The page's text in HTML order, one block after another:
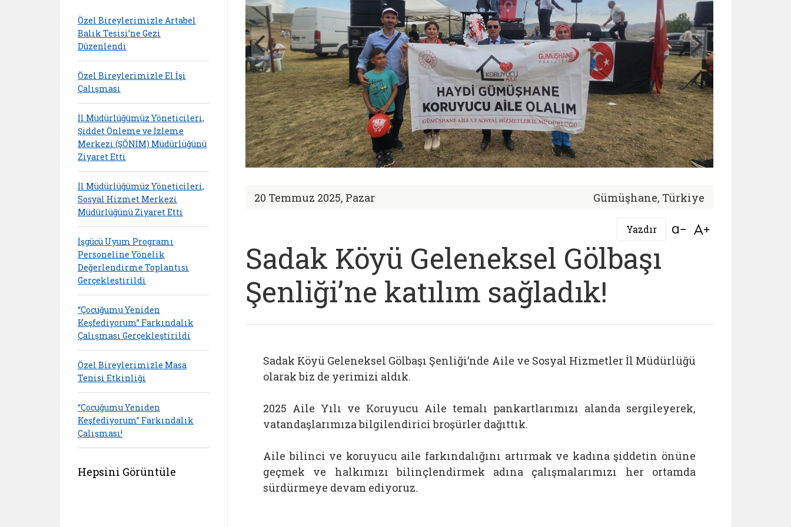
20 Temmuz 2025, Pazar Gümüşhane, Türkiye
Yazdır Bağlantıyı aç
Sadak Köyü Geleneksel Gölbaşı
Şenliği’ne katılım sağladık!
Sadak Köyü Geleneksel Gölbaşı Şenliği’nde Aile ve Sosyal Hizmetler İl Müdürlüğü
olarak biz de yerimizi aldık.
2025 Aile Yılı ve Koruyucu Aile temalı pankartlarımızı alanda sergileyerek,
vatandaşlarımıza bilgilendirici broşürler dağıttık.
Aile bilinci ve koruyucu aile farkındalığını artırmak ve kadına şiddetin önüne
geçmek ve halkımızı bilinçlendirmek adına çalışmalarımızı her ortamda
sürdürmeye devam ediyoruz.
Özel Bireylerimizle Artabel
Balık Tesisi’ne Gezi
Düzenlendi
Özel Bireylerimizle El İşi
Çalışması
İl Müdürlüğümüz Yöneticileri,
Şiddet Önleme ve İzleme
Merkezi (ŞÖNİM) Müdürlüğünü
Ziyaret Etti
İl Müdürlüğümüz Yöneticileri,
Sosyal Hizmet Merkezi
Müdürlüğünü Ziyaret Etti
İşgücü Uyum Programı
Personeline Yönelik
Değerlendirme Toplantısı
Gerçekleştirildi
“Çocuğumu Yeniden
Keşfediyorum” Farkındalık
Çalışması Gerçekleştirildi
Özel Bireylerimizle Masa
Tenisi Etkinliği
“Çocuğumu Yeniden
Keşfediyorum” Farkındalık
Çalışması!
Hepsini Görüntüle